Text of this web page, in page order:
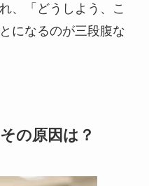
、「どうしよう、こ
になるのが三段腹な
の原因は？